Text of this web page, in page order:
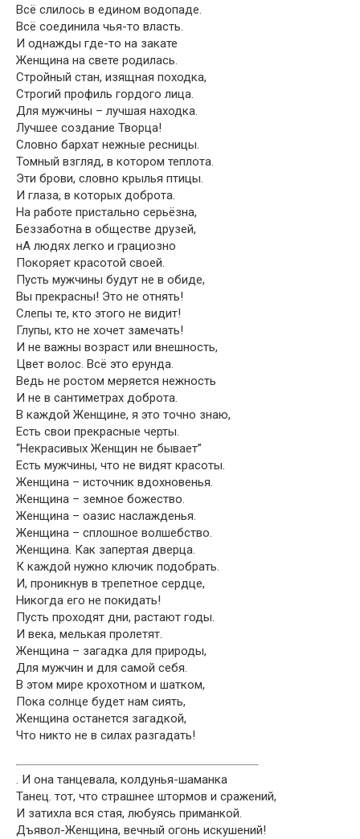
Всё слилось в едином водопаде.
Всё соединила чья-то власть.
И однажды где-то на закате
Женщина на свете родилась.
Стройный стан, изящная походка,
Строгий профиль гордого лица.
Для мужчины – лучшая находка.
Лучшее создание Творца!
Словно бархат нежные ресницы.
Томный взгляд, в котором теплота.
Эти брови, словно крылья птицы.
И глаза, в которых доброта.
На работе пристально серьёзна,
Беззаботна в обществе друзей,
нА людях легко и грациозно
Покоряет красотой своей.
Пусть мужчины будут не в обиде,
Вы прекрасны! Это не отнять!
Слепы те, кто этого не видит!
Глупы, кто не хочет замечать!
И не важны возраст или внешность,
Цвет волос. Всё это ерунда.
Ведь не ростом меряется нежность
И не в сантиметрах доброта.
В каждой Женщине, я это точно знаю,
Есть свои прекрасные черты.
“Некрасивых Женщин не бывает”
Есть мужчины, что не видят красоты.
Женщина – источник вдохновенья.
Женщина – земное божество.
Женщина – оазис наслажденья.
Женщина – сплошное волшебство.
Женщина. Как запертая дверца.
К каждой нужно ключик подобрать.
И, проникнув в трепетное сердце,
Никогда его не покидать!
Пусть проходят дни, растают годы.
И века, мелькая пролетят.
Женщина – загадка для природы,
Для мужчин и для самой себя.
В этом мире крохотном и шатком,
Пока солнце будет нам сиять,
Женщина останется загадкой,
Что никто не в силах разгадать!
. И она танцевала, колдунья-шаманка
Танец. тот, что страшнее штормов и сражений,
И затихла вся стая, любуясь приманкой.
Дъявол-Женщина, вечный огонь искушений!